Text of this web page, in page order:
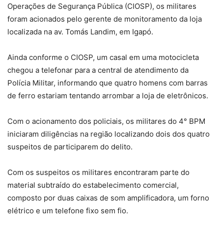
Operações de Segurança Pública (CIOSP), os militares
foram acionados pelo gerente de monitoramento da loja
localizada na av. Tomás Landim, em Igapó.
Ainda conforme o CIOSP, um casal em uma motocicleta
chegou a telefonar para a central de atendimento da
Polícia Militar, informando que quatro homens com barras
de ferro estariam tentando arrombar a loja de eletrônicos.
Com o acionamento dos policiais, os militares do 4° BPM
iniciaram diligências na região localizando dois dos quatro
suspeitos de participarem do delito.
Com os suspeitos os militares encontraram parte do
material subtraído do estabelecimento comercial,
composto por duas caixas de som amplificadora, um forno
elétrico e um telefone fixo sem fio.